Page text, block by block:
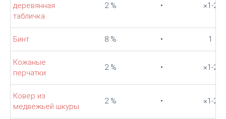
деревянная
табличка
2 % • ×1-2
Бинт 8 % • 1
Кожаные
перчатки
2 % • ×1-2
Ковер из
медвежьей шкуры
2 % • ×1-2